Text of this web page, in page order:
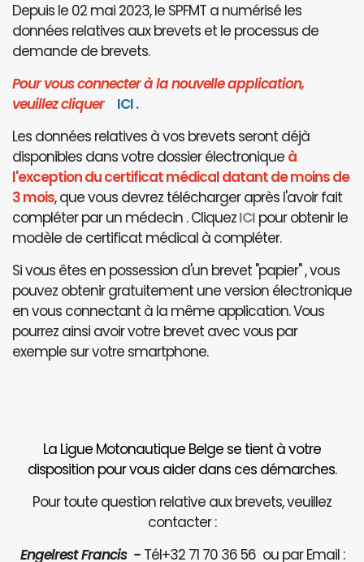
Depuis le 02 mai 2023, le SPFMT a numérisé les
données relatives aux brevets et le processus de
demande de brevets.
Pour vous connecter à la nouvelle application,
veuillez cliquer ICI.
Les données relatives à vos brevets seront déjà
disponibles dans votre dossier électronique à
l'exception du certificat médical datant de moins de
3 mois, que vous devrez télécharger après l'avoir fait
compléter par un médecin . CliquezICI pour obtenir le
modèle de certificat médical à compléter.
Si vous êtes en possession d'un brevet "papier" , vous
pouvez obtenir gratuitement une version électronique
en vous connectant à la même application. Vous
pourrez ainsi avoir votre brevet avec vous par
exemple sur votre smartphone.
La Ligue Motonautique Belge se tient à votre
disposition pour vous aider dans ces démarches.
Pour toute question relative aux brevets, veuillez
contacter :
Engelrest Francis -Tél+32 71 70 36 56 ou par Email :